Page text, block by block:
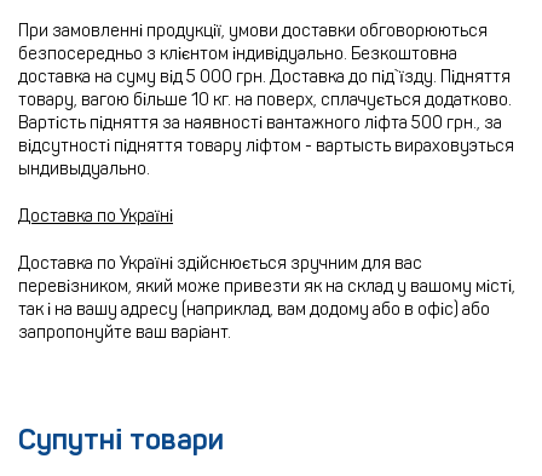
При замовленні продукції, умови доставки обговорюються
безпосередньо з клієнтом індивідуально. Безкоштовна
доставка на суму від 5 000 грн. Доставка до під`їзду. Підняття
товару, вагою більше 10 кг. на поверх, сплачується додатково.
Вартість підняття за наявності вантажного ліфта 500 грн., за
відсутності підняття товару ліфтом - вартысть вираховуэться
ындивыдуально.
Доставка по Україні
Доставка по Україні здійснюється зручним для вас
перевізником, який може привезти як на склад у вашому місті,
так і на вашу адресу (наприклад, вам додому або в офіс) або
запропонуйте ваш варіант.
Супутні товари